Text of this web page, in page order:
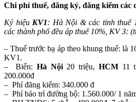
Chi phí thuế, đăng ký, đăng kiểm các
Ký hiệu KV1: Hà Nội & các tỉnh thuế
các thành phố đều áp thuế 10%, KV 3:
– Thuế trước bạ áp theo khung thuế: là
KV1.
– Biển:Hà Nội20 triệu, HCM11
200.000đ
– Phí đăng kiểm: 340.000 đ
– Phí bảo trì đường bộ: 1.560.000/ 1